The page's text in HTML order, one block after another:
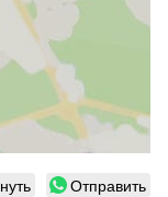
Отправить